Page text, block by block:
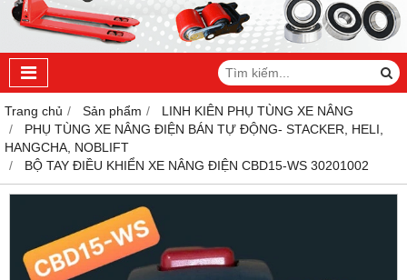
Trang chủ Sản phẩm
LINH KIÊN PHỤ TÙNG XE NÂNG
PHỤ TÙNG XE NÂNG ĐIỆN BÁN TỰ ĐỘNG- STACKER, HELI,
HANGCHA, NOBLIFT
BỘ TAY ĐIỀU KHIỂN XE NÂNG ĐIỆN CBD15-WS 30201002